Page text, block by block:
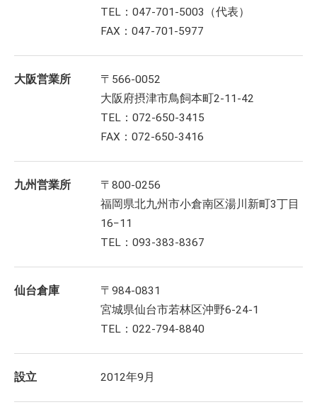
TEL：047-701-5003（代表）
FAX：047-701-5977
大阪営業所
〒566-0052
大阪府摂津市鳥飼本町2-11-42
TEL：072-650-3415
FAX：072-650-3416
九州営業所
〒800-0256
福岡県北九州市小倉南区湯川新町3丁目
16−11
TEL：093-383-8367
仙台倉庫
〒984-0831
宮城県仙台市若林区沖野6-24-1
TEL：022-794-8840
設立 2012年9月